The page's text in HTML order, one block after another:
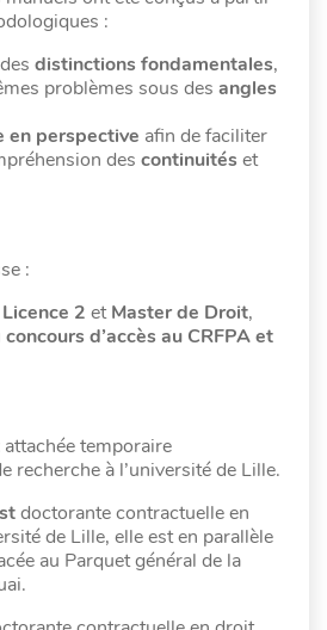
:
distinctions fondamentales,
problèmes sous des angles
en perspective afin de faciliter
des continuités et
:
Licence 2 etMaster de Droit,
concours d’accès au CRFPA et
attachée temporaire
recherche à l’université de Lille.
doctorante contractuelle en
de Lille, elle est en parallèle
au Parquet général de la